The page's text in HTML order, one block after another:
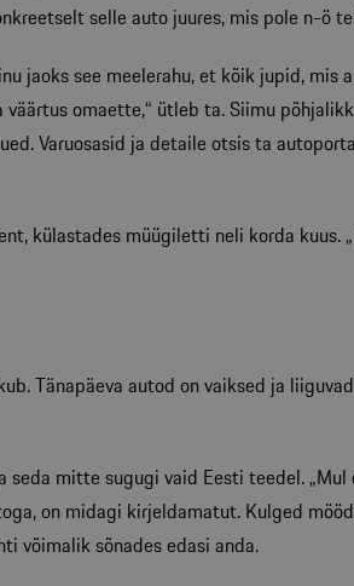
selle auto juures, mis pole n-
jaoks see meelerahu, et kõik jupid,
väärtus omaette,“ ütleb ta. Siimu
Varuosasid ja detaile otsis ta
külastades müügiletti neli korda
Tänapäeva autod on vaiksed ja
mitte sugugi vaid Eesti teedel.
on midagi kirjeldamatut. Kulged
võimalik sõnades edasi anda.